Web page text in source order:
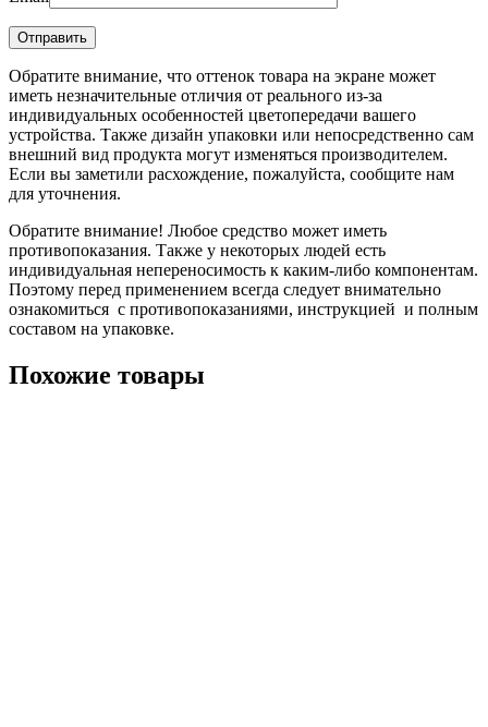
Обратите внимание, что оттенок товара на экране может
иметь незначительные отличия от реального из-за
индивидуальных особенностей цветопередачи вашего
устройства. Также дизайн упаковки или непосредственно сам
внешний вид продукта могут изменяться производителем.
Если вы заметили расхождение, пожалуйста, сообщите нам
для уточнения.
Обратите внимание! Любое средство может иметь
противопоказания. Также у некоторых людей есть
индивидуальная непереносимость к каким-либо компонентам.
Поэтому перед применением всегда следует внимательно
ознакомиться с противопоказаниями, инструкцией и полным
составом на упаковке.
Похожие товары